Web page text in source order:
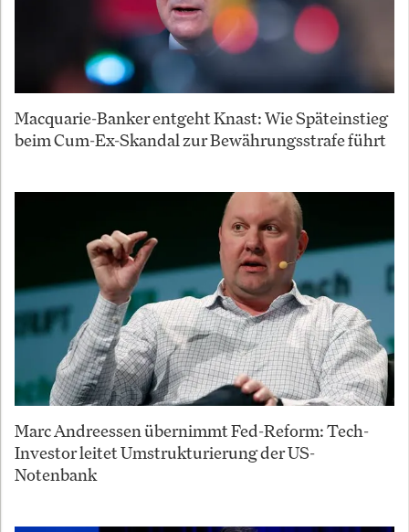
Macquarie-Banker entgeht Knast: Wie Späteinstieg
beim Cum-Ex-Skandal zur Bewährungsstrafe führt
Marc Andreessen übernimmt Fed-Reform: Tech-
Investor leitet Umstrukturierung der US-
Notenbank